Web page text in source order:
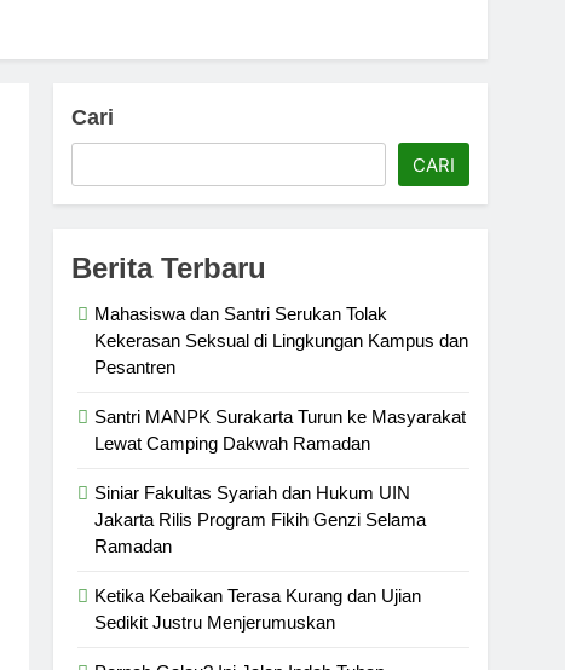
Cari
CARI
Berita Terbaru
Mahasiswa dan Santri Serukan Tolak
Kekerasan Seksual di Lingkungan Kampus dan
Pesantren
Santri MANPK Surakarta Turun ke Masyarakat
Lewat Camping Dakwah Ramadan
Siniar Fakultas Syariah dan Hukum UIN
Jakarta Rilis Program Fikih Genzi Selama
Ramadan
Ketika Kebaikan Terasa Kurang dan Ujian
Sedikit Justru Menjerumuskan